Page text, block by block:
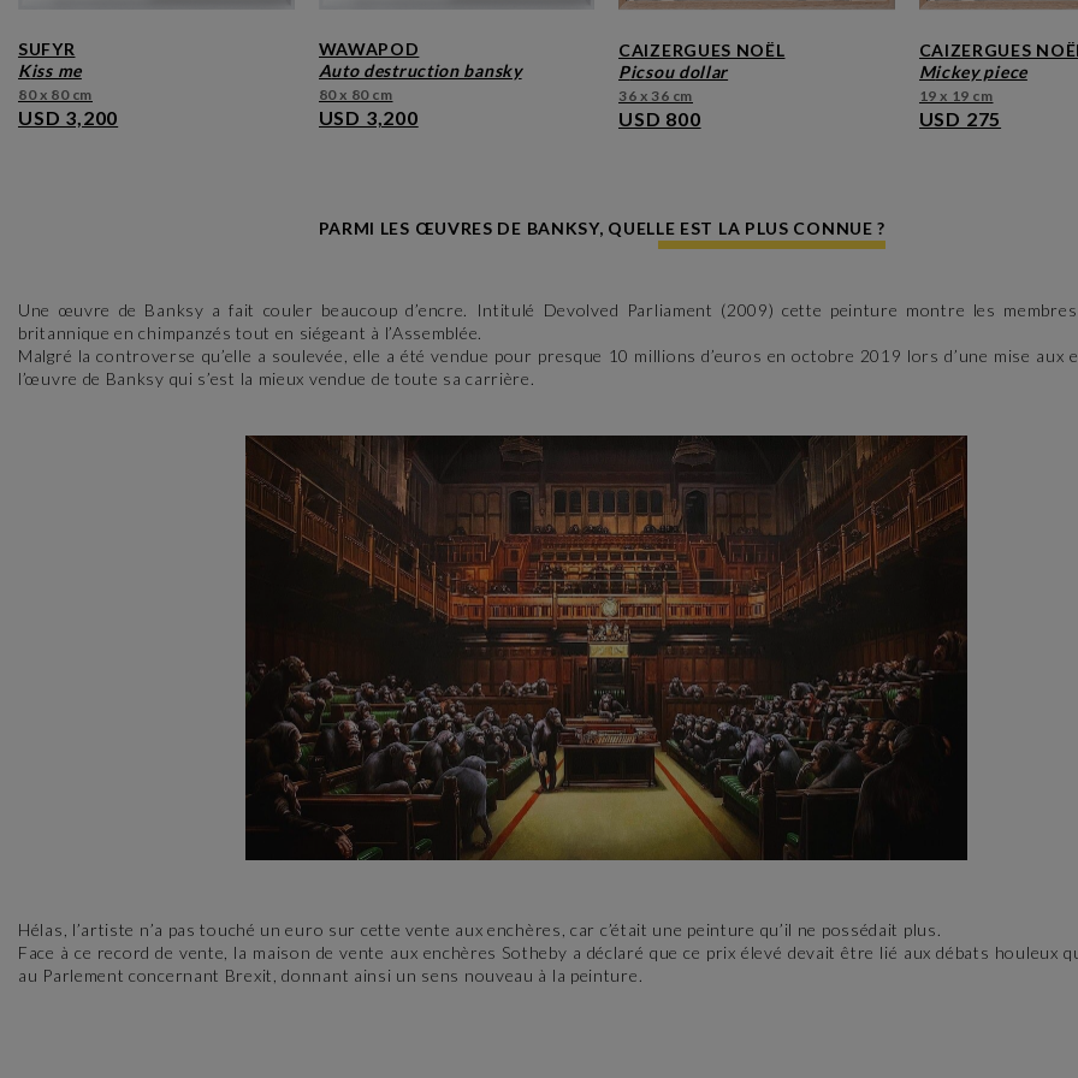
SUFYR
kiss me
80 x 80 cm
USD 3,200
WAWAPOD
auto destruction bansky
80 x 80 cm
USD 3,200
CAIZERGUES NOËL
picsou dollar
36 x 36 cm
USD 800
CAIZERGUES
mickey piece
19 x 19 cm
USD 275
PARMI LES ŒUVRES DE BANKSY, QUELLE EST LA PLUS CONNUE ?
Une œuvre de Banksy a fait couler beaucoup d’encre. Intitulé Devolved Parliament (2009) cette peinture montre les
britannique en chimpanzés tout en siégeant à l’Assemblée.
Malgré la controverse qu’elle a soulevée, elle a été vendue pour presque 10 millions d’euros en octobre 2019 lors d’une mise aux
l’œuvre de Banksy qui s’est la mieux vendue de toute sa carrière.
Hélas, l’artiste n’a pas touché un euro sur cette vente aux enchères, car c’était une peinture qu’il ne possédait plus.
Face à ce record de vente, la maison de vente aux enchères Sotheby a déclaré que ce prix élevé devait être lié aux débats houleux
au Parlement concernant Brexit, donnant ainsi un sens nouveau à la peinture.